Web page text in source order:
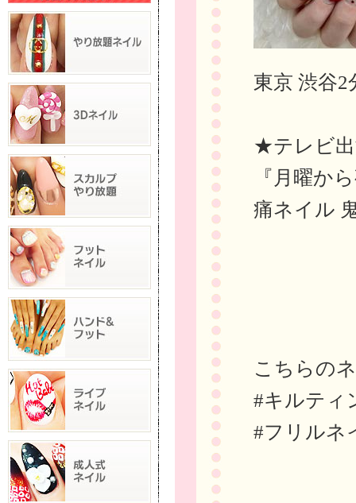
東京 渋谷
★テレビ
『月曜か
痛ネイル
こちらの
#キルティ
#フリルネ